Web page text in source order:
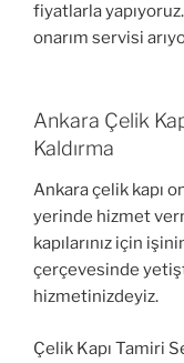
fiyatlarla
onarım servisi
Ankara Çelik
Kaldırma
Ankara çelik kapı
yerinde hizmet
kapılarınız için
çerçevesinde
hizmetinizdeyiz.
Çelik Kapı Tamiri